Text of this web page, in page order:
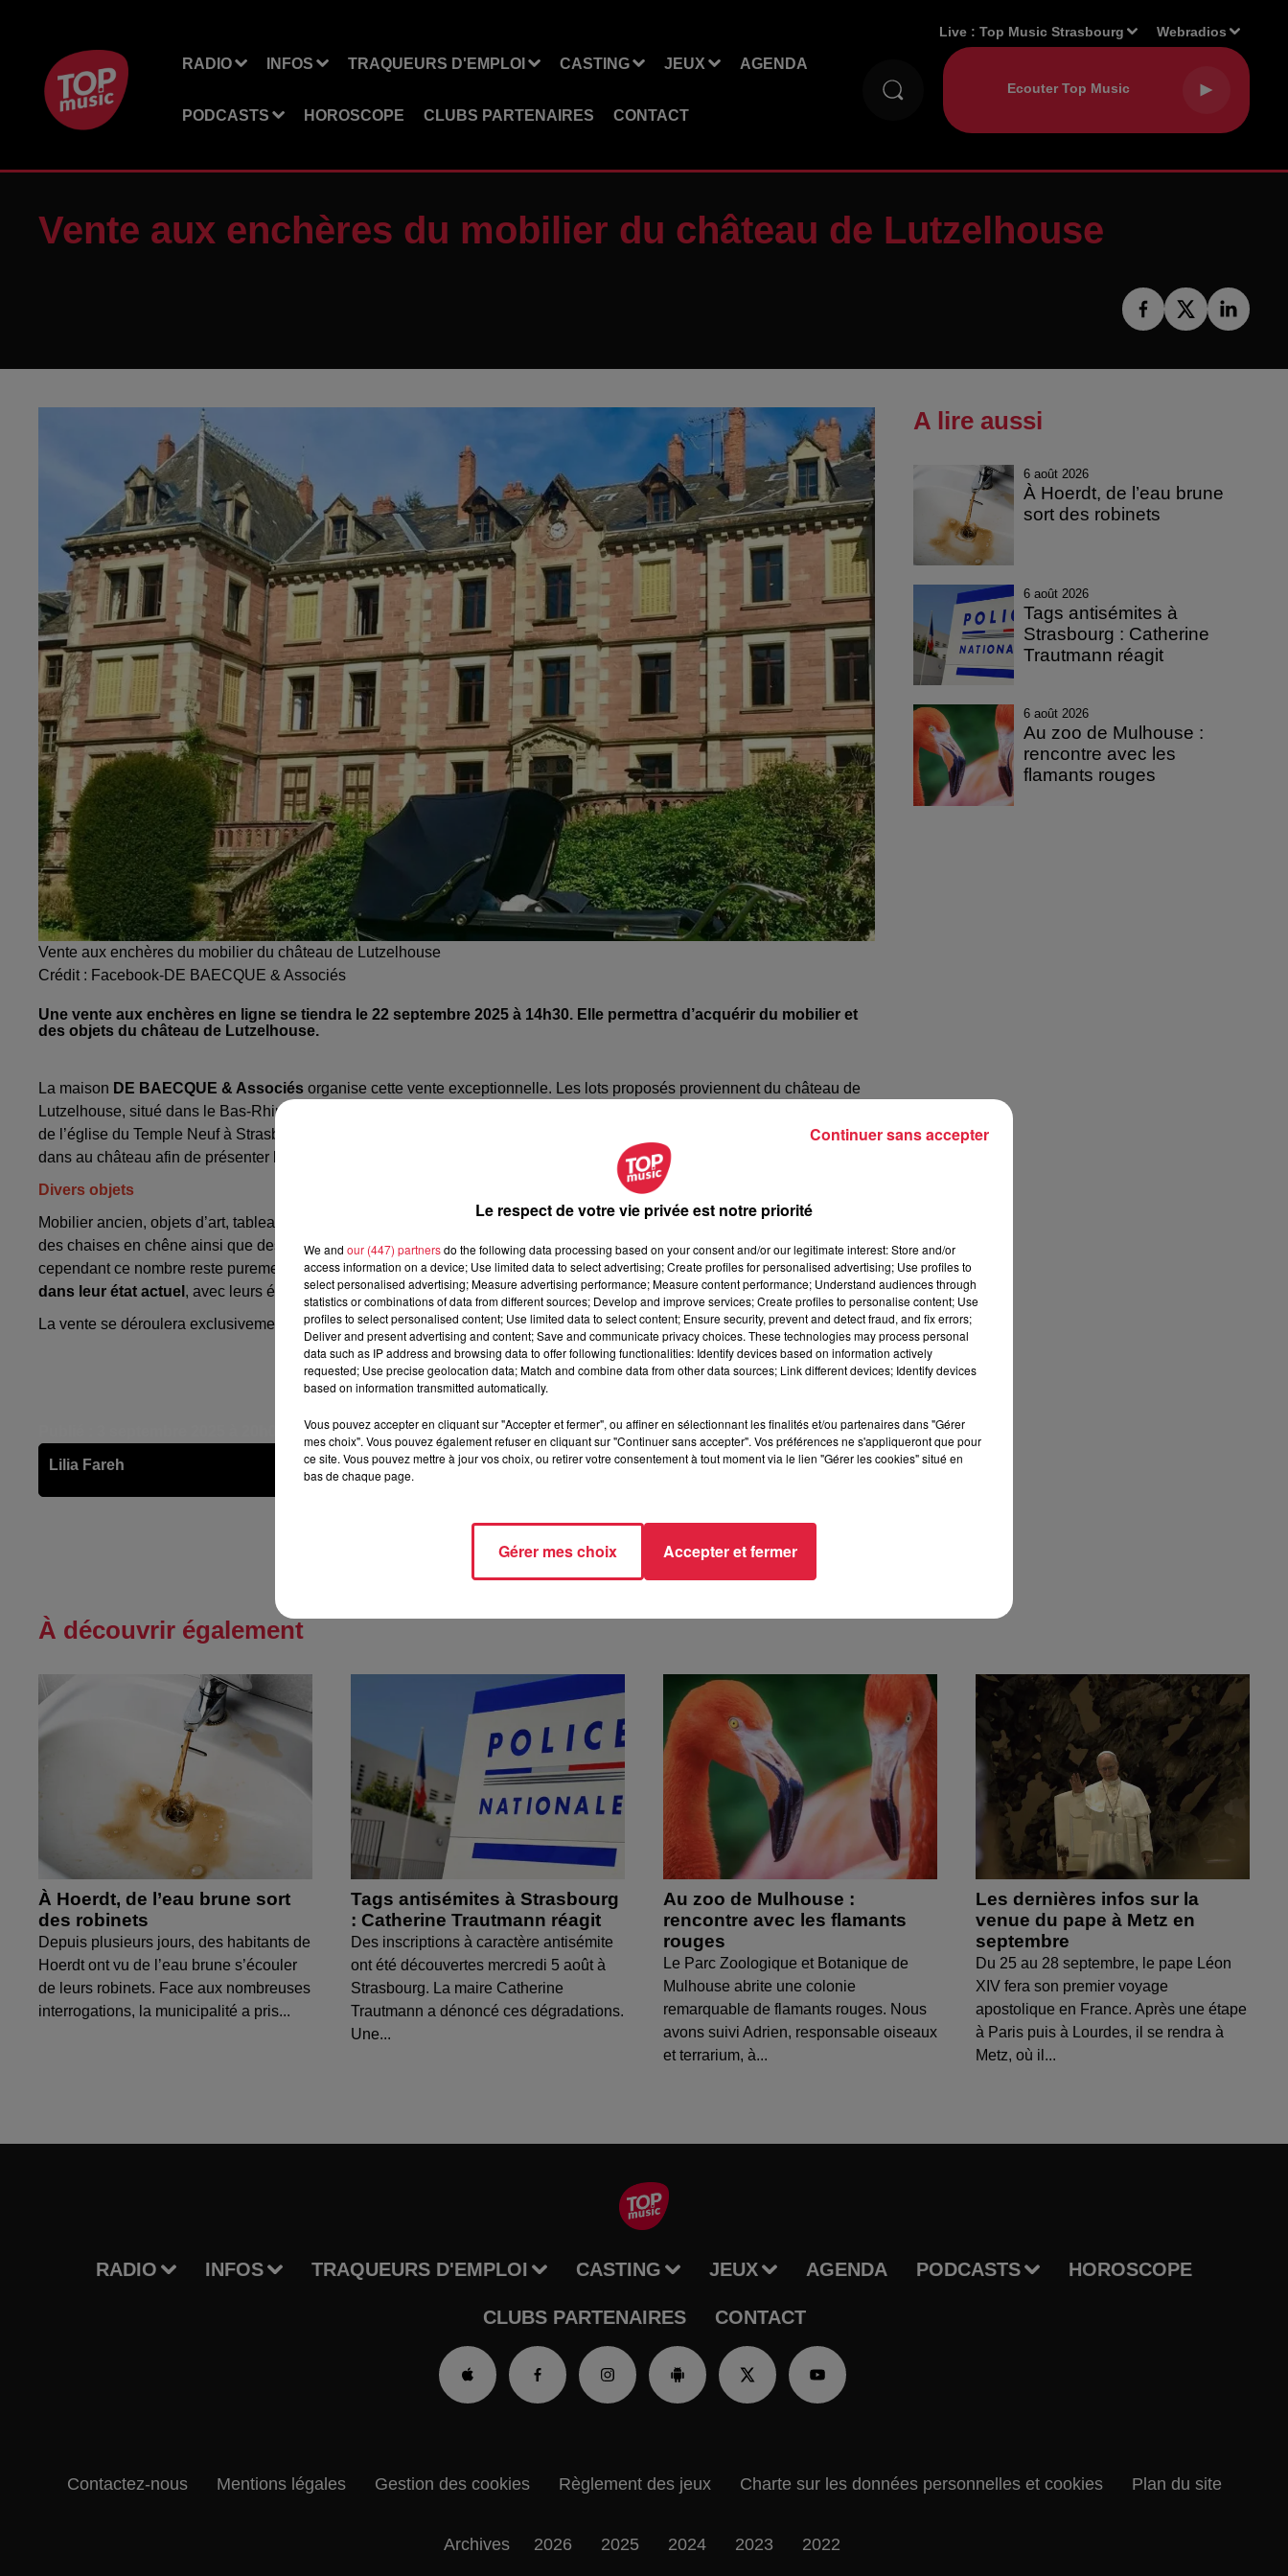
RADIO INFOS TRAQUEURS D'EMPLOI CASTING JEUX AGENDA
PODCASTS HOROSCOPE CLUBS PARTENAIRES CONTACT
Live :Top Music Strasbourg Webradios
Vente aux enchères du mobilier du château de Lutzelhouse
Vente aux enchères du mobilier du château de Lutzelhouse
Crédit : Facebook-DE BAECQUE & Associés
Une vente aux enchères en ligne se tiendra le 22 septembre 2025 à 14h30. Elle permettra d’acquérir du mobilier et
La maison DE BAECQUE & Associés organise cette vente exceptionnelle. Les lots proposés proviennent du château de
Lutzelhouse, situé dans le Bas-Rhin et construit à la fin du XIXᵉ siècle par
de l’église du Temple Neuf à Strasbourg. Avant les enchères, une
19 et 20 septembre
dans au château afin de présenter les biens aux futurs acquéreurs.
Divers objets
Mobilier ancien, objets d’art, tableaux et dessins seront proposés. Parmi les biens annoncés figurent des armoires en noyer,
des chaises en chêne ainsi que des tableaux du XIXᵉ siècle. Les estimations se situent entre1 000 et 5 000 euros,
cependant ce nombre reste purement indicatif. Selon les conditions fixées par la maison de ventes, les objets seront cédés
dans leur état actuel , avec leurs éventuellesimperfections ou défauts.
La vente se déroulera exclusivement en ligne, en direct surInterenchèresetDrouot Live.
Publié : 3 septembre 2025 à 20h08 - Modifié : 4 septembre 2025 à 10h50
Lilia Fareh
A lire aussi
6 août 2026
À Hoerdt, de l’eau brune
sort des robinets
6 août 2026
Tags antisémites à
Strasbourg : Catherine
Trautmann réagit
6 août 2026
Au zoo de Mulhouse :
rencontre avec les
flamants rouges
À découvrir également
À Hoerdt, de l’eau brune sort
des robinets
Depuis plusieurs jours, des habitants de
Hoerdt ont vu de l’eau brune s’écouler
de leurs robinets. Face aux nombreuses
interrogations, la municipalité a pris...
Tags antisémites à Strasbourg
: Catherine Trautmann réagit
Des inscriptions à caractère antisémite
ont été découvertes mercredi 5 août à
Strasbourg. La maire Catherine
Trautmann a dénoncé ces dégradations.
Une...
Au zoo de Mulhouse :
rencontre avec les flamants
rouges
Le Parc Zoologique et Botanique de
Mulhouse abrite une colonie
remarquable de flamants rouges. Nous
avons suivi Adrien, responsable oiseaux
et terrarium, à...
Les dernières infos sur la
venue du pape à Metz en
septembre
Du 25 au 28 septembre, le pape Léon
XIV fera son premier voyage
apostolique en France. Après une étape
à Paris puis à Lourdes, il se rendra à
Metz, où il...
RADIO INFOS TRAQUEURS D'EMPLOI CASTING JEUX AGENDA PODCASTS HOROSCOPE
CLUBS PARTENAIRES CONTACT
Contactez-nous Mentions légales Gestion des cookies Règlement des jeux Charte sur les données personnelles et cookies Plan du site
Archives 2026 2025 2024 2023 2022
Le respect de votre vie privée est notre priorité
We and our (447) partnersdo the following data processing based on your consent and/or our legitimate interest: Store and/or
access information on a device; Use limited data to select advertising; Create profiles for personalised advertising; Use profiles to
select personalised advertising; Measure advertising performance; Measure content performance; Understand audiences through
statistics or combinations of data from different sources; Develop and improve services; Create profiles to personalise content; Use
profiles to select personalised content; Use limited data to select content; Ensure security, prevent and detect fraud, and fix errors;
Deliver and present advertising and content; Save and communicate privacy choices. These technologies may process personal
data such as IP address and browsing data to offer following functionalities: Identify devices based on information actively
requested; Use precise geolocation data; Match and combine data from other data sources; Link different devices; Identify devices
based on information transmitted automatically.
Vous pouvez accepter en cliquant sur "Accepter et fermer", ou affiner en sélectionnant les finalités et/ou partenaires dans "Gérer
mes choix". Vous pouvez également refuser en cliquant sur "Continuer sans accepter". Vos préférences ne s'appliqueront que pour
ce site. Vous pouvez mettre à jour vos choix, ou retirer votre consentement à tout moment via le lien "Gérer les cookies" situé en
bas de chaque page.
Gérer mes choix Accepter et fermer
Continuer sans accepter